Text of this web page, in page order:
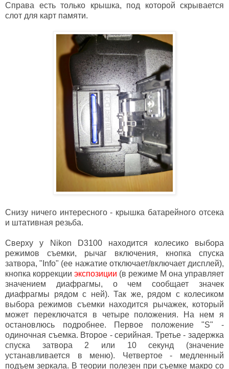
Справа есть только крышка, под которой скрывается
слот для карт памяти.
Снизу ничего интересного - крышка батарейного отсека
и штативная резьба.
Сверху у Nikon D3100 находится колесико выбора
режимов съемки, рычаг включения, кнопка спуска
затвора, "Info" (ее нажатие отключает/включает дисплей),
кнопка коррекции экспозиции (в режиме M она управляет
значением диафрагмы, о чем сообщает значек
диафрагмы рядом с ней). Так же, рядом с колесиком
выбора режимов съемки находится рычажек, который
может переключатся в четыре положения. На нем я
остановлюсь подробнее. Первое положение "S" -
одиночная съемка. Второе - серийная. Третье - задержка
спуска затвора 2 или 10 секунд (значение
устанавливается в меню). Четвертое - медленный
подъем зеркала. В теории полезен при съемке макро со